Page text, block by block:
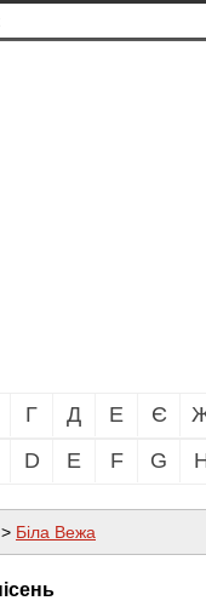
Г Д Е Є
D E F G
> Біла Вежа